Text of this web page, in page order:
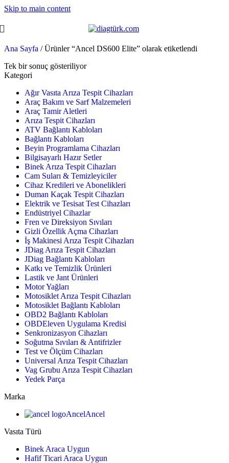
Skip to main content
Ana Sayfa / Ürünler “Ancel DS600 Elite” olarak etiketlendi
Tek bir sonuç gösteriliyor
Kategori
Ağır Vasıta Arıza Tespit Cihazları
Araç Bakım ve Sarf Malzemeleri
Araç Tamir Aletleri
Arıza Tespit Cihazları
ATV Bağlantı Kabloları
Bağlantı Kabloları
Beyin Programlama Cihazları
Bilgisayarlı Hazır Setler
Binek Arıza Tespit Cihazları
Cam Suları & Temizleyiciler
Cihaz Kredileri ve Abonelikleri
Duman Kaçak Tespit Cihazları
Elektrik ve Tesisat Test Cihazları
Endüstriyel Cihazlar
Fren ve Direksiyon Sıvıları
Gizli Özellik Açma Cihazları
İş Makinesi Arıza Tespit Cihazları
JDiag Arıza Tespit Cihazları
JDiag Bağlantı Kabloları
Katkı ve Temizlik Ürünleri
Lastik ve Jant Ürünleri
Motor Yağları
Motosiklet Arıza Tespit Cihazları
Motosiklet Bağlantı Kabloları
OBD2 Bağlantı Kabloları
OBDEleven Uygulama Kredisi
Senkronizasyon Cihazları
Soğutma Sıvıları & Antifrizler
Test ve Ölçüm Cihazları
Universal Arıza Tespit Cihazları
Vag Grubu Arıza Tespit Cihazları
Yedek Parça
Marka
AncelAncel
Vasıta Türü
Binek Araca Uygun
Hafif Ticari Araca Uygun